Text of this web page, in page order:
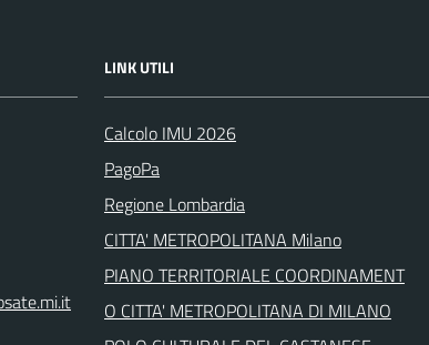
LINK UTILI
Calcolo IMU 2026
PagoPa
Regione Lombardia
CITTA' METROPOLITANA Milano
PIANO TERRITORIALE COORDINAMENT
O CITTA' METROPOLITANA DI MILANO